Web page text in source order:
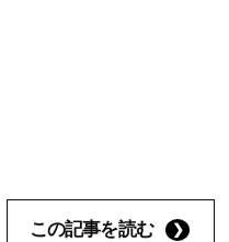
この記事を読む